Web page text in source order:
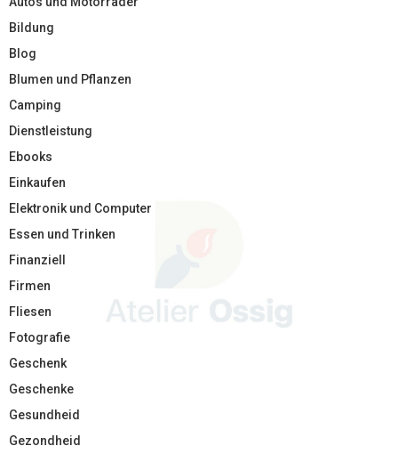
Bildung
Blog
Blumen und Pflanzen
Camping
Dienstleistung
Ebooks
Einkaufen
Elektronik und Computer
Essen und Trinken
Finanziell
Firmen
Fliesen
Fotografie
Geschenk
Geschenke
Gesundheid
Gezondheid